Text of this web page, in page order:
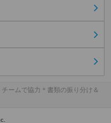
チームで協力＊書類の振り分け＆